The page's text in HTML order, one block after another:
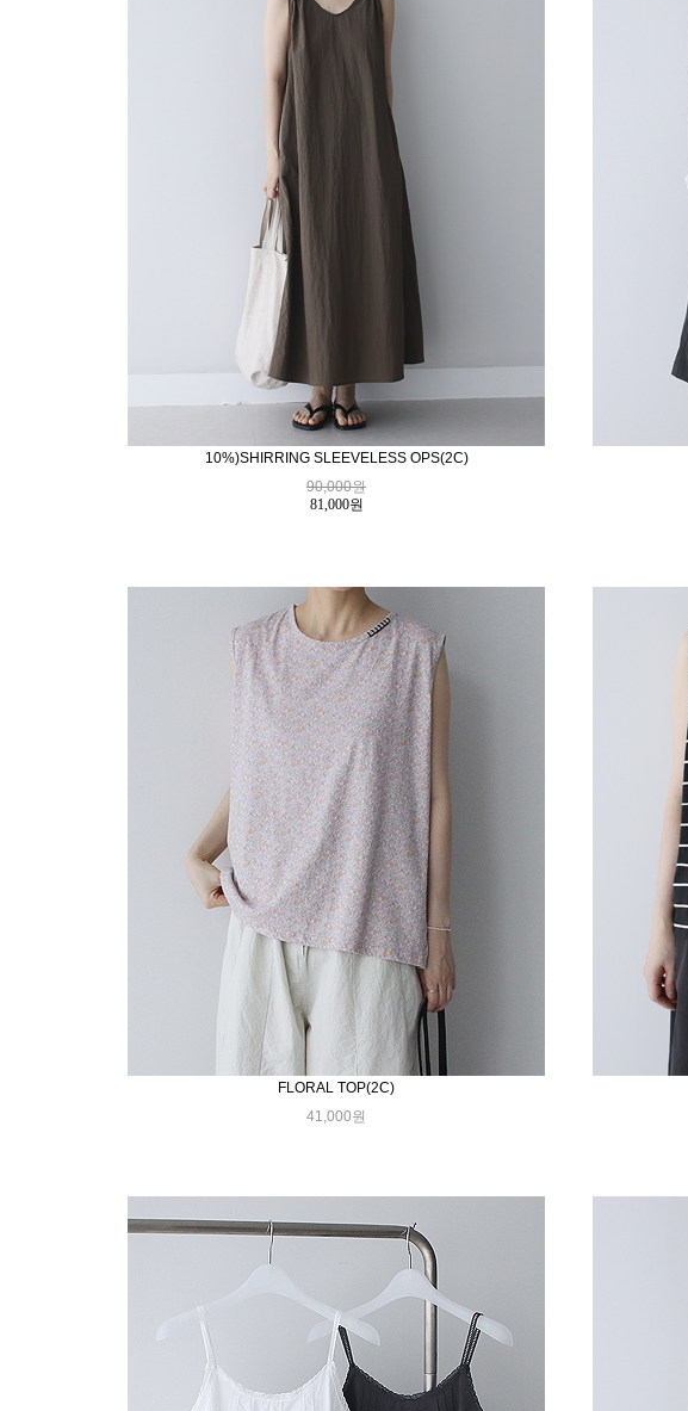
10%)SHIRRING SLEEVELESS OPS(2C)
90,000원
81,000원
FLORAL TOP(2C)
41,000원